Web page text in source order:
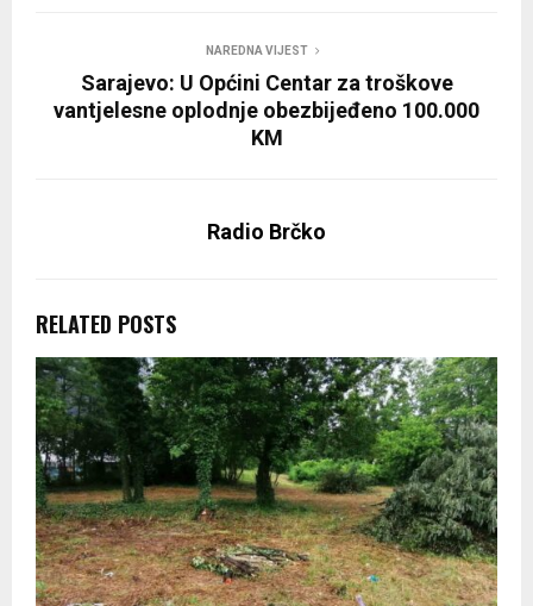
NAREDNA VIJEST
Sarajevo: U Općini Centar za troškove
vantjelesne oplodnje obezbijeđeno 100.000
KM
Radio Brčko
RELATED POSTS